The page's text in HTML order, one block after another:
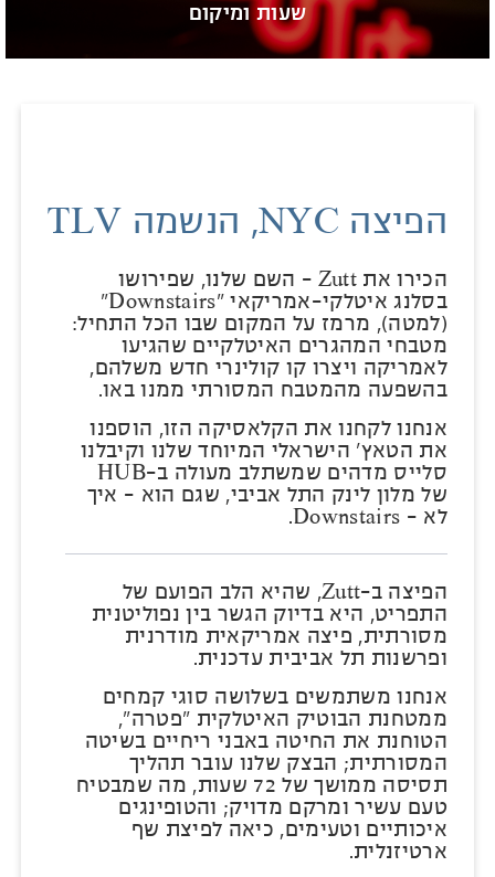
שעות ומיקום
הפיצה NYC, הנשמה TLV
הכירו את Zutt – השם שלנו, שפירושו
בסלנג איטלקי-אמריקאי "Downstairs"
(למטה), מרמז על המקום שבו הכל התחיל:
מטבחי המהגרים האיטלקיים שהגיעו
לאמריקה ויצרו קו קולינרי חדש משלהם,
בהשפעה מהמטבח המסורתי ממנו באו.
אנחנו לקחנו את הקלאסיקה הזו, הוספנו
את הטאץ’ הישראלי המיוחד שלנו וקיבלנו
סלייס מדהים שמשתלב מעולה ב-HUB
של מלון לינק התל אביבי, שגם הוא - איך
לא - Downstairs.
הפיצה ב–Zutt, שהיא הלב הפועם של
התפריט, היא בדיוק הגשר בין נפוליטנית
מסורתית, פיצה אמריקאית מודרנית
ופרשנות תל אביבית עדכנית.
אנחנו משתמשים בשלושה סוגי קמחים
ממטחנת הבוטיק האיטלקית "פטרה",
הטוחנת את החיטה באבני ריחיים בשיטה
המסורתית; הבצק שלנו עובר תהליך
תסיסה ממושך של 72 שעות, מה שמבטיח
טעם עשיר ומרקם מדויק; והטופינגים
איכותיים וטעימים, כיאה לפיצת שף
ארטיזנלית.